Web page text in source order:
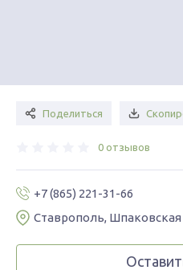
Поделиться
0 отзывов
+7 (865) 221-31-66
Ставрополь, Шпаковская